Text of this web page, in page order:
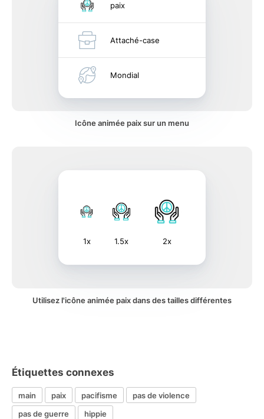
paix
Attaché-case
Mondial
Icône animée paix sur un menu
1x 1.5x 2x
Utilisez l'icône animée paix dans des tailles différentes
Étiquettes connexes
main paix pacifisme
pas de violence
pas de guerre
hippie